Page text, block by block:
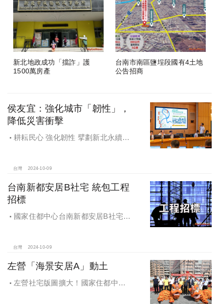
新北地政成功「擋詐」護
1500萬房產
台南市南區鹽埕段國有4土地
公告招商
侯友宜：強化城市「韌性」，
降低災害衝擊
耕耘民心 強化韌性 擘劃新北永續宜
台灣 2024-10-09
台南新都安居B社宅 統包工程
招標
國家住都中心台南新都安居B社宅
台灣 2024-10-09
左營「海景安居A」動土
左營社宅版圖擴大！國家住都中心